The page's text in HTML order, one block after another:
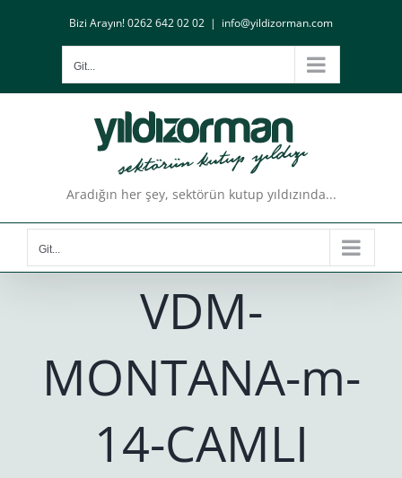
Bizi Arayın! 0262 642 02 02 | info@yildizorman.com
Git...
Aradığın her şey, sektörün kutup yıldızında...
Git...
VDM-
MONTANA-m-
14-CAMLI